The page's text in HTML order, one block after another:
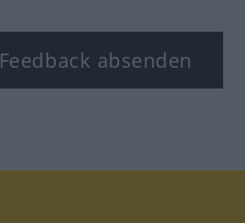
Feedback absenden